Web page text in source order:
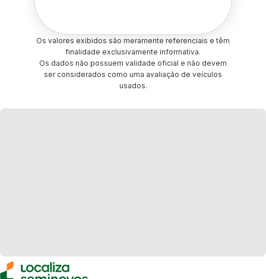
Os valores exibidos são meramente referenciais e têm
finalidade exclusivamente informativa.
Os dados não possuem validade oficial e não devem
ser considerados como uma avaliação de veículos
usados.